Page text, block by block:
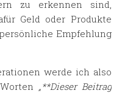
zu erkennen sind,
Geld oder Produkte
Empfehlung
werde ich also
„**Dieser Beitrag